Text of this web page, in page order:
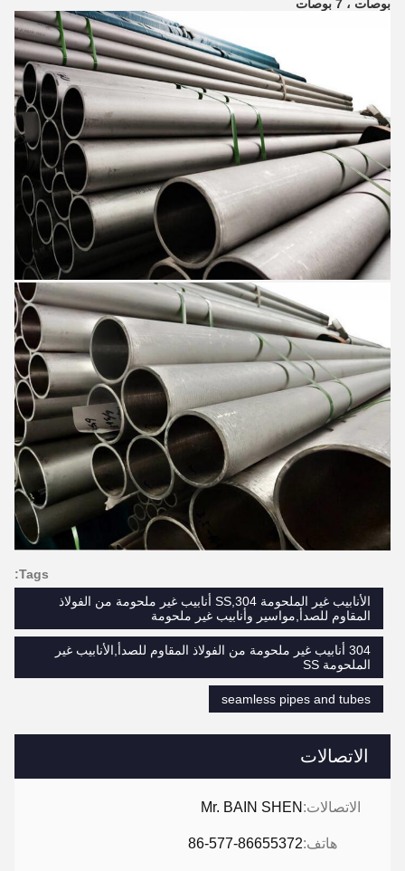
الاتصالات
الاتصالات: Mr. BAIN SHEN
هاتف:86-577-86655372
بوصات ، 7 بوصات
Tags:
الأنابيب غير الملحومة SS,304 أنابيب غير ملحومة من الفولاذ
المقاوم للصدأ,مواسير وأنابيب غير ملحومة
304 أنابيب غير ملحومة من الفولاذ المقاوم للصدأ,الأنابيب غير
الملحومة SS
seamless pipes and tubes